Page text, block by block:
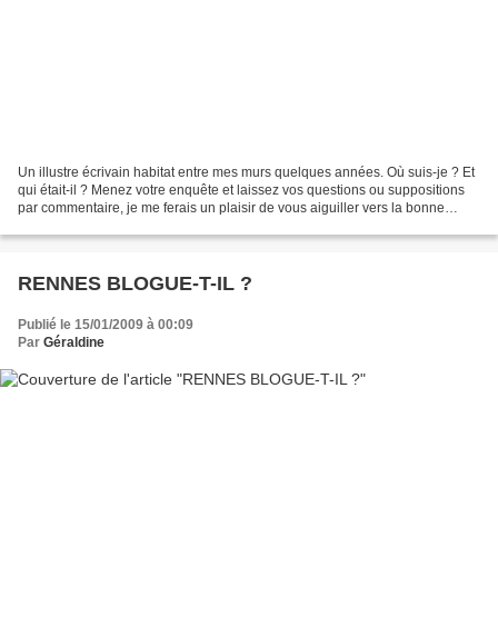
Un illustre écrivain habitat entre mes murs quelques années. Où suis-je ? Et
qui était-il ? Menez votre enquête et laissez vos questions ou suppositions
par commentaire, je me ferais un plaisir de vous aiguiller vers la bonne
RENNES BLOGUE-T-IL ?
Publié le 15/01/2009 à 00:09
Par Géraldine